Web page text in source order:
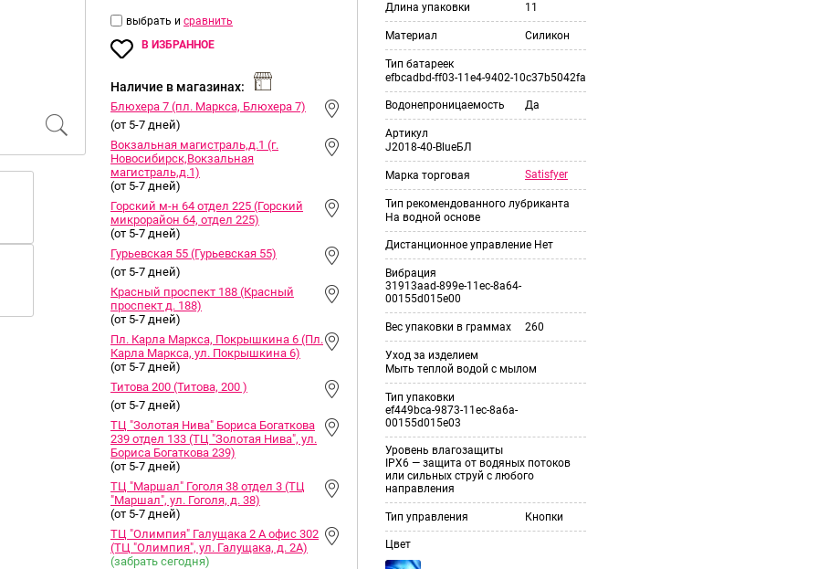
выбрать и сравнить
В ИЗБРАННОЕ
Наличие в магазинах:
Блюхера 7 (пл. Маркса, Блюхера 7)
(от 5-7 дней)
Вокзальная магистраль,д.1 (г.
Новосибирск,Вокзальная
магистраль,д.1)
(от 5-7 дней)
Горский м-н 64 отдел 225 (Горский
микрорайон 64, отдел 225)
(от 5-7 дней)
Гурьевская 55 (Гурьевская 55)
(от 5-7 дней)
Красный проспект 188 (Красный
проспект д. 188)
(от 5-7 дней)
Пл. Карла Маркса, Покрышкина 6 (Пл.
Карла Маркса, ул. Покрышкина 6)
(от 5-7 дней)
Титова 200 (Титова, 200 )
(от 5-7 дней)
ТЦ "Золотая Нива" Бориса Богаткова
239 отдел 133 (ТЦ "Золотая Нива", ул.
Бориса Богаткова 239)
(от 5-7 дней)
ТЦ "Маршал" Гоголя 38 отдел 3 (ТЦ
"Маршал", ул. Гоголя, д. 38)
(от 5-7 дней)
ТЦ "Олимпия" Галущака 2 А офис 302
(ТЦ "Олимпия", ул. Галущака, д. 2А)
(забрать сегодня)
Длина упаковки 11
Материал Силикон
Тип батареек
efbcadbd-ff03-11e4-9402-10c37b5042fa
Водонепроницаемость Да
Артикул
J2018-40-BlueБЛ
Марка торговая Satisfyer
Тип рекомендованного лубриканта
На водной основе
Дистанционное управление Нет
Вибрация
31913aad-899e-11ec-8a64-
00155d015e00
Вес упаковки в граммах 260
Уход за изделием
Мыть теплой водой с мылом
Тип упаковки
ef449bca-9873-11ec-8a6a-
00155d015e03
Уровень влагозащиты
IPX6 — защита от водяных потоков
или сильных струй с любого
направления
Тип управления Кнопки
Цвет